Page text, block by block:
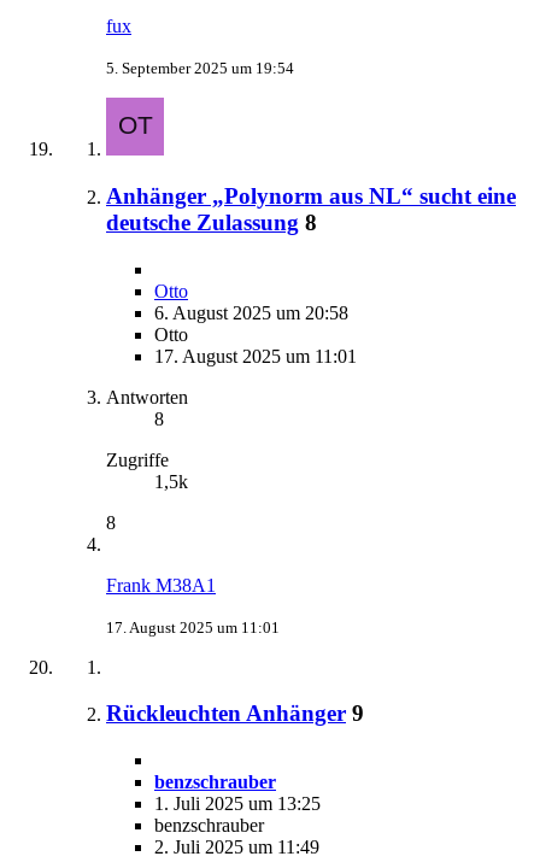
fux
5. September 2025 um 19:54
Anhänger „Polynorm aus NL“ sucht eine
deutsche Zulassung 8
Otto
6. August 2025 um 20:58
Otto
17. August 2025 um 11:01
Antworten
8
Zugriffe
1,5k
8
Frank M38A1
17. August 2025 um 11:01
Rückleuchten Anhänger 9
benzschrauber
1. Juli 2025 um 13:25
benzschrauber
2. Juli 2025 um 11:49